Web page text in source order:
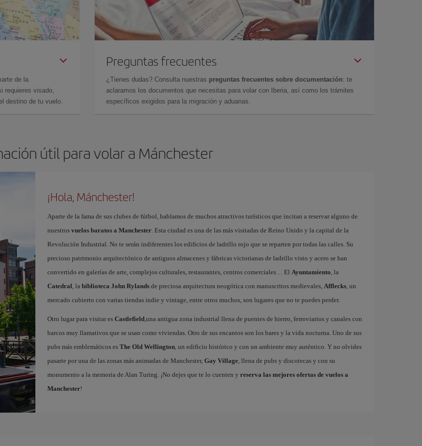
de la
requieres visado,
destino de tu vuelo.
Preguntas frecuentes
¿Tienes dudas? Consulta nuestras preguntas frecuentes sobre documentación: te
aclaramos los documentos que necesitas para volar con Iberia, así como los trámites
específicos exigidos para la migración y aduanas.
útil para volar a Mánchester
¡Hola, Mánchester!
Aparte de la fama de sus clubes de fútbol, hablamos de muchos atractivos turísticos que incitan a reservar alguno de
nuestros vuelos baratos a Manchester. Esta ciudad es una de las más visitadas de Reino Unido y la capital de la
Revolución Industrial. No te serán indiferentes los edificios de ladrillo rojo que se reparten por todas las calles. Su
precioso patrimonio arquitectónico de antiguos almacenes y fábricas victorianas de ladrillo visto y acero se han
convertido en galerías de arte, complejos culturales, restaurantes, centros comerciales… El Ayuntamiento, la
Catedral, la biblioteca John Rylandsde preciosa arquitectura neogótica con manuscritos medievales, Afflecks, un
mercado cubierto con varias tiendas indie y vintage, entre otros muchos, son lugares que no te puedes perder.
Otro lugar para visitar es Castlefield,una antigua zona industrial llena de puentes de hierro, ferroviarios y canales con
barcos muy llamativos que se usan como viviendas. Otro de sus encantos son los bares y la vida nocturna. Uno de sus
pubs más emblemáticos es The Old Wellington, un edificio histórico y con un ambiente muy auténtico. Y no olvides
pasarte por una de las zonas más animadas de Manchester, Gay Village, llena de pubs y discotecas y con su
monumento a la memoria de Alan Turing. ¡No dejes que te lo cuenten y reserva las mejores ofertas de vuelos a
Manchester!